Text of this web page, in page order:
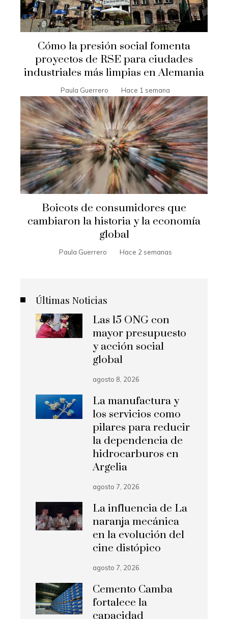
Cómo la presión social fomenta
proyectos de RSE para ciudades
industriales más limpias en Alemania
Paula Guerrero Hace 1 semana
Boicots de consumidores que
cambiaron la historia y la economía
global
Paula Guerrero Hace 2 semanas
Últimas Noticias
Las 15 ONG con
mayor presupuesto
y acción social
global
agosto 8, 2026
La manufactura y
los servicios como
pilares para reducir
la dependencia de
hidrocarburos en
Argelia
agosto 7, 2026
La influencia de La
naranja mecánica
en la evolución del
cine distópico
agosto 7, 2026
Cemento Camba
fortalece la
capacidad